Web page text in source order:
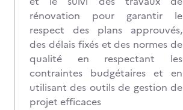
rénovation pour garantir le
respect des plans approuvés,
des délais fixés et des normes de
qualité en respectant les
contraintes budgétaires et en
utilisant des outils de gestion de
projet efficaces